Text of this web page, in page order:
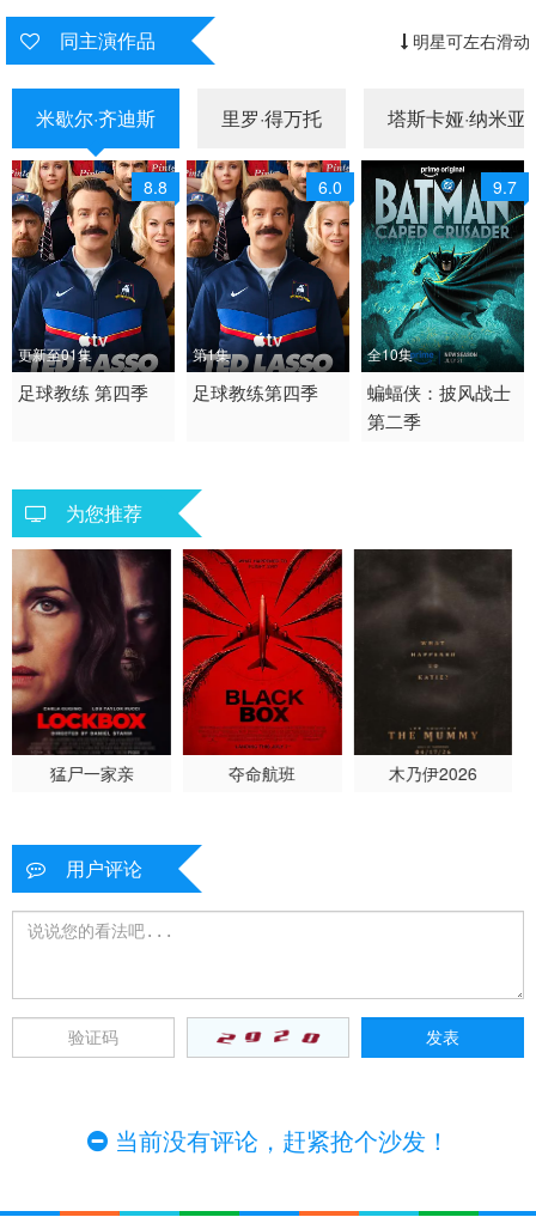
同主演作品 明星可左右滑动
米歇尔·齐迪斯 里罗·得万托 塔斯卡娅·纳米亚
8.8
更新至01集
2026 / 美国 / 英国 / 英
足球教练 第四季
6.0
第1集
2026 / 美国,英国 / 英语
足球教练第四季
9.7
全10集
2026 / 美国 / 英语
剧情 动作 科幻 动画 悬
蝙蝠侠：披风战士
第二季
为您推荐
猛尸一家亲 夺命航班 木乃伊2026
用户评论
当前没有评论，赶紧抢个沙发！